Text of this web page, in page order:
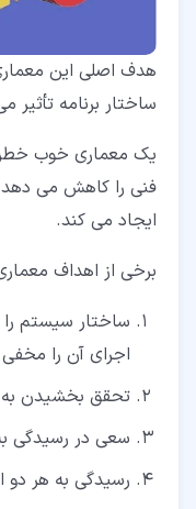
هدف اصلی این
ساختار برنامه تأثیر
یک معماری خوب
فنی را کاهش می دهد
ایجاد می کند.
برخی از اهداف معماری
ساختار سیستم
اجرای آن را
تحقق بخشیدن به
سعی در رسیدگی
رسیدگی به هر دو